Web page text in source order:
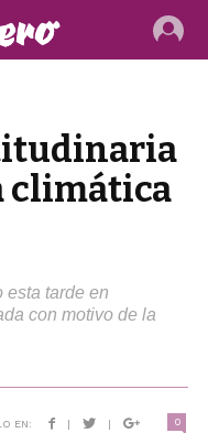
climática
esta tarde en
con motivo de la
EN: | | 0